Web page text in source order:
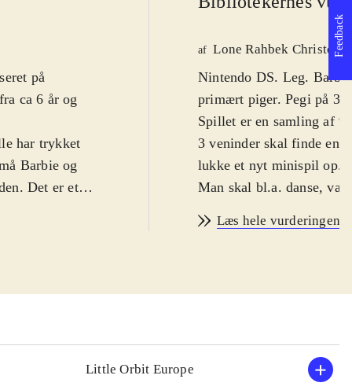
på
ca 6 år og
har trykket
Barbie og
Det er et
Der er enkelte
i Wii U-
af Lone Rahbek
Nintendo DS. Leg.
primært piger. Pegi på 3
Spillet er en samling af 9
3 veninder skal finde en
lukke et nyt minispil op.
Man skal bl.a. danse,
sminkehoved, men man
på i sin garderobe, og
så små, at det bliver lidt
lyserødt, og
ingen tale i spillet, men
Læs hele vurderingen
Little Orbit Europe
Feedback